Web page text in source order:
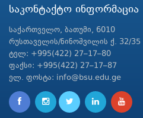
საკონტაქტო ინფორმაცია
საქართველო, ბათუმი, 6010
რუსთაველის/ნინოშვილის ქ. 32/35
ტელ: +995(422) 27–17–80
ფაქსი: +995(422) 27–17–87
ელ. ფოსტა: info@bsu.edu.ge